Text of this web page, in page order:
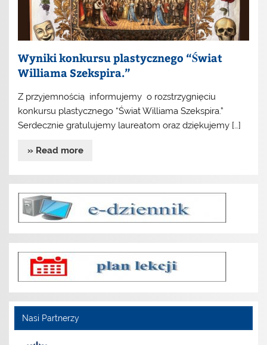
Wyniki konkursu plastycznego “Świat
Williama Szekspira.”
Z przyjemnością informujemy o rozstrzygnięciu
konkursu plastycznego “Świat Williama Szekspira.”
Serdecznie gratulujemy laureatom oraz dziękujemy […]
» Read more
Nasi Partnerzy